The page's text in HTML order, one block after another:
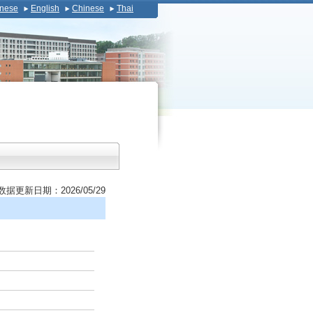
English Chinese Thai
据更新日期：2026/05/29